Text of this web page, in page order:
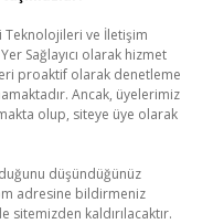
Teknolojileri ve İletişim
Sağlayıcı olarak hizmet
proaktif olarak denetleme
Ancak, üyelerimiz
olup, siteye üye olarak
düşündüğünüz
adresine bildirmeniz
kaldırılacaktır.